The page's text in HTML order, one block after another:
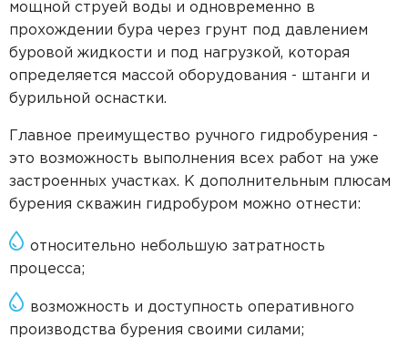
мощной струей воды и одновременно в
прохождении бура через грунт под давлением
буровой жидкости и под нагрузкой, которая
определяется массой оборудования - штанги и
бурильной оснастки.
Главное преимущество ручного гидробурения -
это возможность выполнения всех работ на уже
застроенных участках. К дополнительным плюсам
бурения скважин гидробуром можно отнести:
относительно небольшую затратность
процесса;
возможность и доступность оперативного
производства бурения своими силами;